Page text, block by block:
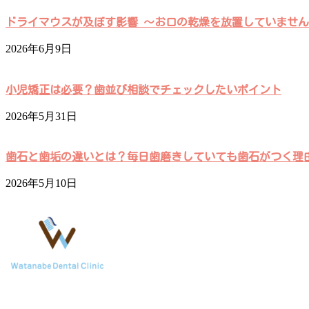
ドライマウスが及ぼす影響 ～お口の乾燥を放置していませ
2026年6月9日
小児矯正は必要？歯並び相談でチェックしたいポイント
2026年5月31日
歯石と歯垢の違いとは？毎日歯磨きしていても歯石がつく理
2026年5月10日